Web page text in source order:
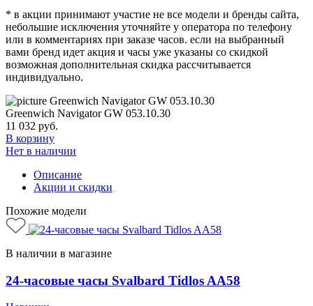
* в акции принимают участие не все модели и бренды сайта,
небольшие исключения уточняйте у оператора по телефону
или в комментариях при заказе часов. если на выбранный
вами бренд идет акция и часы уже указаны со скидкой
возможная дополнительная скидка рассчитывается
индивидуально.
Greenwich Navigator GW 053.10.30
11 032 руб.
В корзину
Нет в наличии
Описание
Акции и скидки
Похожие модели
В наличии в магазине
24-часовые часы Svalbard Tidlos AA58